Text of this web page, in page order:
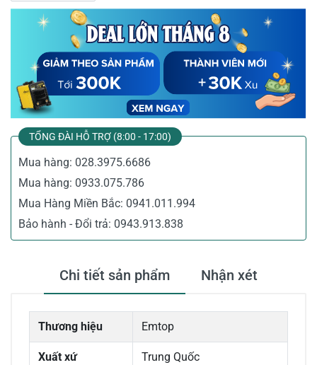
TỔNG ĐÀI HỖ TRỢ (8:00 - 17:00)
Mua hàng: 028.3975.6686
Mua hàng: 0933.075.786
Mua Hàng Miền Bắc: 0941.011.994
Bảo hành - Đổi trả: 0943.913.838
Chi tiết sản phẩm Nhận xét
Thương hiệu Emtop
Xuất xứ Trung Quốc